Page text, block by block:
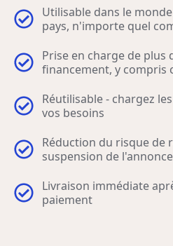
Utilisable dans le
pays, n'importe quel
Prise en charge de plus
financement, y compris
Réutilisable - chargez
vos besoins
Réduction du risque de
suspension de l'annonce
Livraison immédiate
paiement